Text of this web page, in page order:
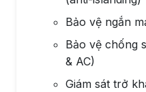
Bảo vệ ngắn
Bảo vệ chống
& AC)
Giám sát trở